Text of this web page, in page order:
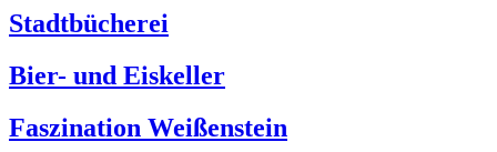
Stadtbücherei
Bier- und Eiskeller
Faszination Weißenstein